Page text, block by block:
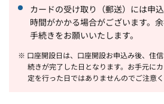
カードの受け取り（郵送）には申
時間がかかる場合がございます。
手続きをお願いいたします。
※ 口座開設日は、口座開設お申込み後、住
続きが完了した日となります。お手元に
定を行った日ではありませんのでご注意く